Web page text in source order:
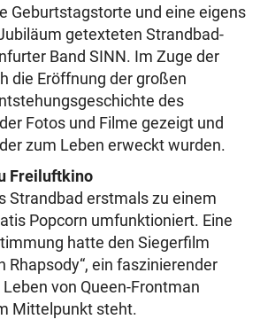
Geburtstagstorte und eine eigens
getexteten Strandbad-
Band SINN. Im Zuge der
die Eröffnung der großen
des
Fotos und Filme gezeigt und
zum Leben erweckt wurden.
Freiluftkino
Strandbad erstmals zu einem
Popcorn umfunktioniert. Eine
hatte den Siegerfilm
Rhapsody“, ein faszinierender
von Queen-Frontman
Mittelpunkt steht.